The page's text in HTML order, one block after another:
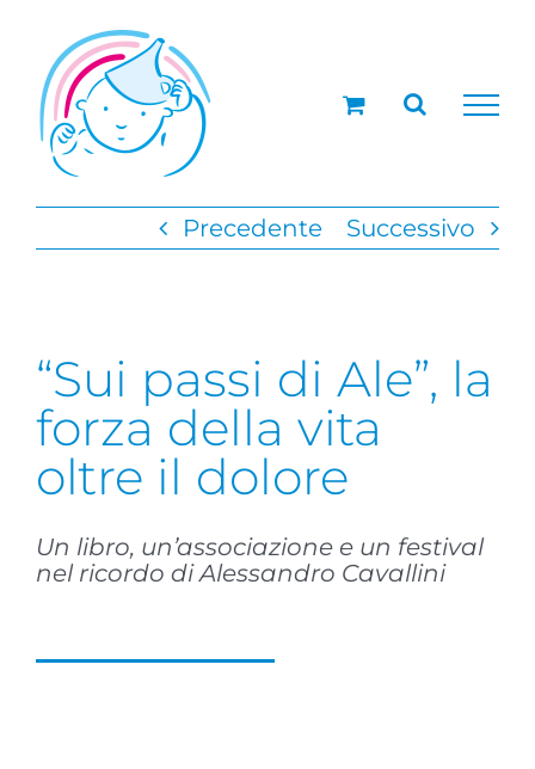
contenuto
Precedente Successivo
“Sui passi di Ale”, la
forza della vita
oltre il dolore
Un libro, un’associazione e un festival
nel ricordo di Alessandro Cavallini